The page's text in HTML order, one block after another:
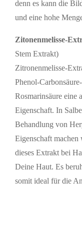
denn es kann die
und eine hohe
Zitonenmelisse-
Stem Extrakt)
Zitronenmelisse-
Phenol-
Rosmarinsäure eine
Eigenschaft. In
Behandlung von
Eigenschaft machen
dieses Extrakt bei
Deine Haut. Es
somit ideal für die